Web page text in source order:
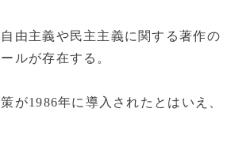
由主義や民主主義に関する著作の
ルが存在する。
が1986年に導入されたとはいえ、